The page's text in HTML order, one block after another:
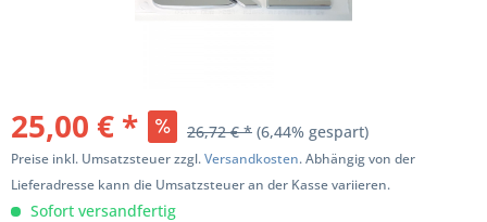
25,00 € * 26,72 € * (6,44% gespart)
Preise inkl. Umsatzsteuer zzgl.Versandkosten. Abhängig von der
Lieferadresse kann die Umsatzsteuer an der Kasse variieren.
Sofort versandfertig